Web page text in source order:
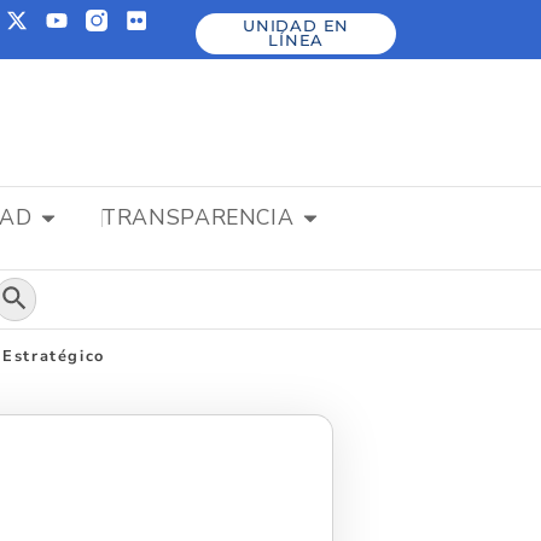
UNIDAD EN
LÍNEA
TRANSPARENCIA
de búsqueda